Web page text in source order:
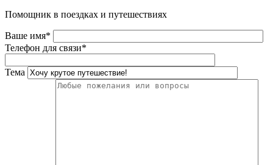
Помощник в поездках и путешествиях
Ваше имя*
Телефон для связи*
Тема